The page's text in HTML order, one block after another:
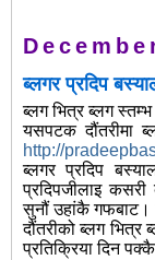
ब्लगर प्रदिप
ब्लग भित्र ब्लग
यसपटक दौंतरीमा
http://
ब्लगर प्रदिप
प्रदिपजीलाइ
सुनौं उहांकै गफबाट।
दौंतरीको ब्लग भित्र
प्रतिक्रिया दिन